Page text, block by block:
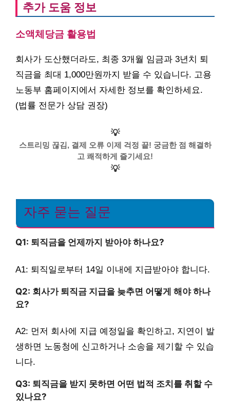
추가 도움 정보
소액체당금 활용법
회사가 도산했더라도, 최종 3개월 임금과 3년치 퇴
직금을 최대 1,000만원까지 받을 수 있습니다. 고용
노동부 홈페이지에서 자세한 정보를 확인하세요.
(법률 전문가 상담 권장)
💡
스트리밍 끊김, 결제 오류 이제 걱정 끝! 궁금한 점 해결하
고 쾌적하게 즐기세요!
💡
자주 묻는 질문
Q1: 퇴직금을 언제까지 받아야 하나요?
A1: 퇴직일로부터 14일 이내에 지급받아야 합니다.
Q2: 회사가 퇴직금 지급을 늦추면 어떻게 해야 하나
요?
A2: 먼저 회사에 지급 예정일을 확인하고, 지연이 발
생하면 노동청에 신고하거나 소송을 제기할 수 있습
니다.
Q3: 퇴직금을 받지 못하면 어떤 법적 조치를 취할 수
있나요?